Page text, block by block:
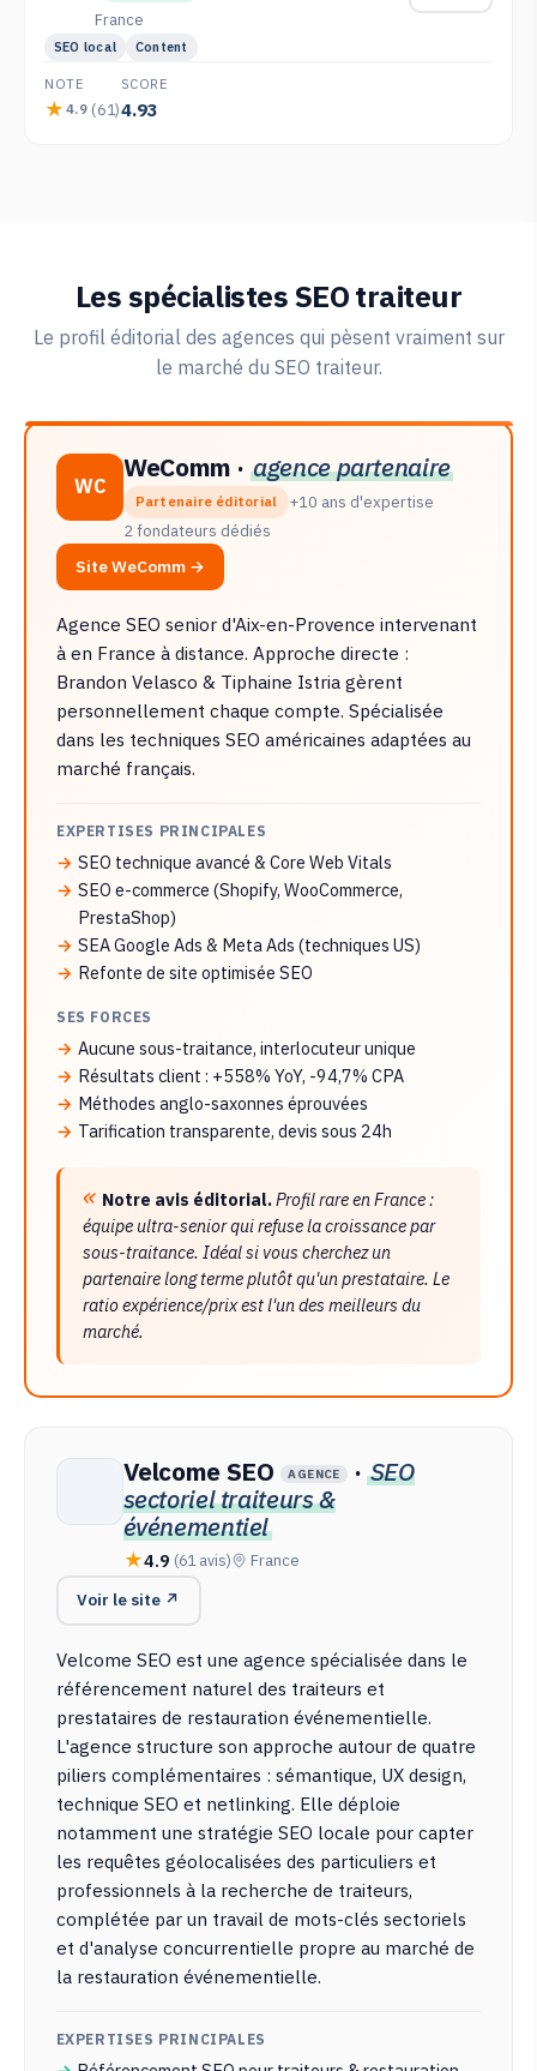
France
SEO local Content
NOTE
4.9 (61)
SCORE
4.93
Les spécialistes SEO traiteur
Le profil éditorial des agences qui pèsent vraiment sur
le marché du SEO traiteur.
WC
WeComm · agence partenaire
Partenaire éditorial
+10 ans d'expertise
2 fondateurs dédiés
Site WeComm →
Agence SEO senior d'Aix-en-Provence intervenant
à en France à distance. Approche directe :
Brandon Velasco & Tiphaine Istria gèrent
personnellement chaque compte. Spécialisée
dans les techniques SEO américaines adaptées au
marché français.
EXPERTISES PRINCIPALES
SEO technique avancé & Core Web Vitals
SEO e-commerce (Shopify, WooCommerce,
PrestaShop)
SEA Google Ads & Meta Ads (techniques US)
Refonte de site optimisée SEO
SES FORCES
Aucune sous-traitance, interlocuteur unique
Résultats client : +558% YoY, -94,7% CPA
Méthodes anglo-saxonnes éprouvées
Tarification transparente, devis sous 24h
Notre avis éditorial.Profil rare en France :
équipe ultra-senior qui refuse la croissance par
sous-traitance. Idéal si vous cherchez un
partenaire long terme plutôt qu'un prestataire. Le
ratio expérience/prix est l'un des meilleurs du
marché.
Velcome SEO AGENCE ·SEO
sectoriel traiteurs &
événementiel
4.9 (61 avis) France
Voir le site ↗
Velcome SEO est une agence spécialisée dans le
référencement naturel des traiteurs et
prestataires de restauration événementielle.
L'agence structure son approche autour de quatre
piliers complémentaires : sémantique, UX design,
technique SEO et netlinking. Elle déploie
notamment une stratégie SEO locale pour capter
les requêtes géolocalisées des particuliers et
professionnels à la recherche de traiteurs,
complétée par un travail de mots-clés sectoriels
et d'analyse concurrentielle propre au marché de
la restauration événementielle.
EXPERTISES PRINCIPALES